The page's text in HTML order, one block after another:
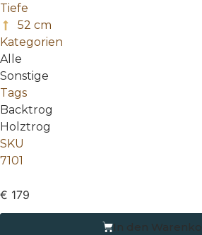
Tiefe
52 cm
Kategorien
Alle
Sonstige
Tags
Backtrog
Holztrog
SKU
7101
€ 179
In den